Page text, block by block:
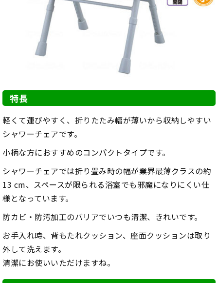
特長
軽くて運びやすく、折りたたみ幅が薄いから収納しやすい
シャワーチェアです。
小柄な方におすすめのコンパクトタイプです。
シャワーチェアでは折り畳み時の幅が業界最薄クラスの約
13 cm、スペースが限られる浴室でも邪魔になりにくい仕
様となっています。
防カビ・防汚加工のバリアでいつも清潔、きれいです。
お手入れ時、背もたれクッション、座面クッションは取り
外して洗えます。
清潔にお使いいただけますね。